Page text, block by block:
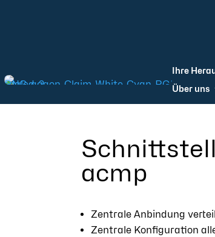
Ihre
Über uns
acmp
Zentrale Anbindung
Zentrale Konfiguration